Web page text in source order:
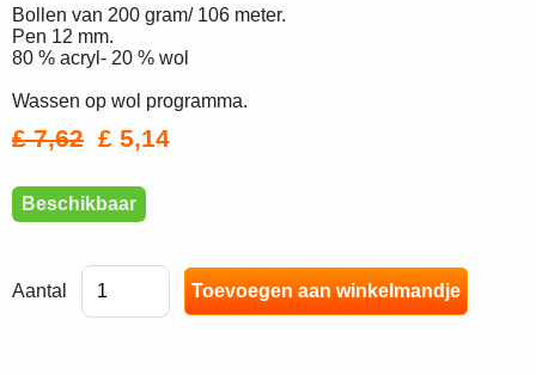
Bollen van 200 gram/ 106 meter.
Pen 12 mm.
80 % acryl- 20 % wol
Wassen op wol programma.
£ 7,62 £ 5,14
Beschikbaar
Aantal